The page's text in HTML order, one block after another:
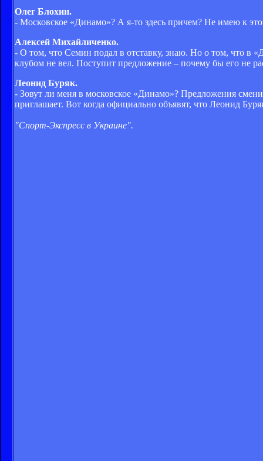
Олег Блохин.
- Московское «Динамо»? А я-то здесь причем? Не имею к
Алексей Михайличенко.
- О том, что Семин подал в отставку, знаю. Но о том, что в
клубом не вел. Поступит предложение – почему бы его не
Леонид Буряк.
- Зовут ли меня в московское «Динамо»? Предложения
приглашает. Вот когда официально объявят, что Леонид
"Спорт-Экспресс в Украине".